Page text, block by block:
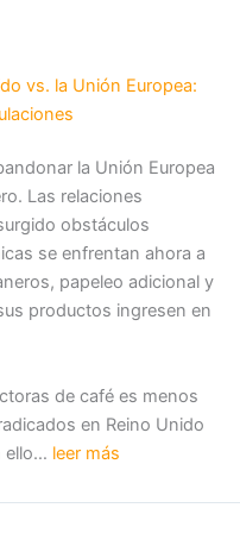
vs. la Unión Europea:
la Unión Europea
Las relaciones
obstáculos
se enfrentan ahora a
papeleo adicional y
productos ingresen en
de café es menos
en Reino Unido
ello… leer más